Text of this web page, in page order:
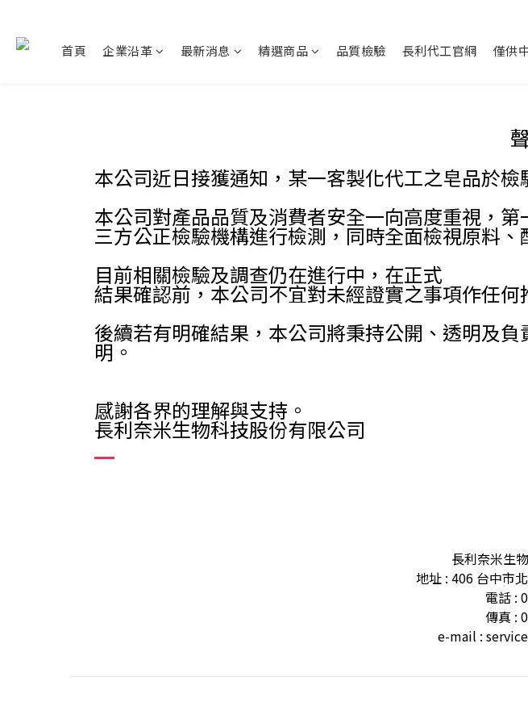
首頁 企業沿革 最新消息 精選商品 品質檢驗 長利代工官網 僅供
本公司近日接獲通知，某一客製化代工之皂品於
本公司對產品品質及消費者安全一向高度重視，
三方公正檢驗機構進行檢測，同時全面檢視原料、
目前相關檢驗及調查仍在進行中，在正式
結果確認前，本公司不宜對未經證實之事項作任何
後續若有明確結果，本公司將秉持公開、透明及
明。
感謝各界的理解與支持。
長利奈米生物科技股份有限公司
長利奈米生
地址 : 406 台中市
電話 :
傳真 :
e-mail :